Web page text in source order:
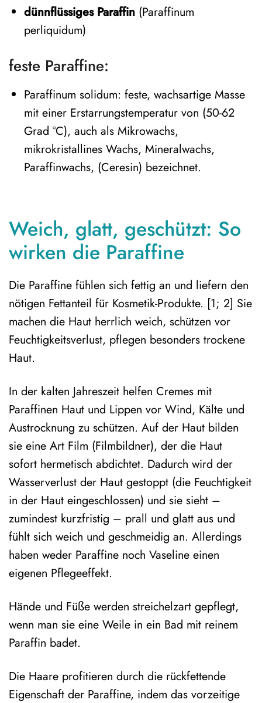
dünnflüssiges Paraffin(Paraffinum
perliquidum)
feste Paraffine:
Paraffinum solidum: feste, wachsartige Masse
mit einer Erstarrungstemperatur von (50-62
Grad °C), auch als Mikrowachs,
mikrokristallines Wachs, Mineralwachs,
Paraffinwachs, (Ceresin) bezeichnet.
Weich, glatt, geschützt: So
wirken die Paraffine
Die Paraffine fühlen sich fettig an und liefern den
nötigen Fettanteil für Kosmetik-Produkte. [1; 2] Sie
machen die Haut herrlich weich, schützen vor
Feuchtigkeitsverlust, pflegen besonders trockene
Haut.
In der kalten Jahreszeit helfen Cremes mit
Paraffinen Haut und Lippen vor Wind, Kälte und
Austrocknung zu schützen. Auf der Haut bilden
sie eine Art Film (Filmbildner), der die Haut
sofort hermetisch abdichtet. Dadurch wird der
Wasserverlust der Haut gestoppt (die Feuchtigkeit
in der Haut eingeschlossen) und sie sieht –
zumindest kurzfristig – prall und glatt aus und
fühlt sich weich und geschmeidig an. Allerdings
haben weder Paraffine noch Vaseline einen
eigenen Pflegeeffekt.
Hände und Füße werden streichelzart gepflegt,
wenn man sie eine Weile in ein Bad mit reinem
Paraffin badet.
Die Haare profitieren durch die rückfettende
Eigenschaft der Paraffine, indem das vorzeitige